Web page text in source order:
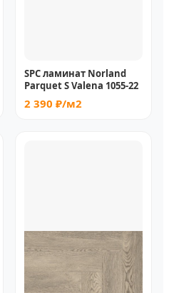
SPC ламинат Norland
Parquet S Valena 1055-22
2 390 ₽/м2